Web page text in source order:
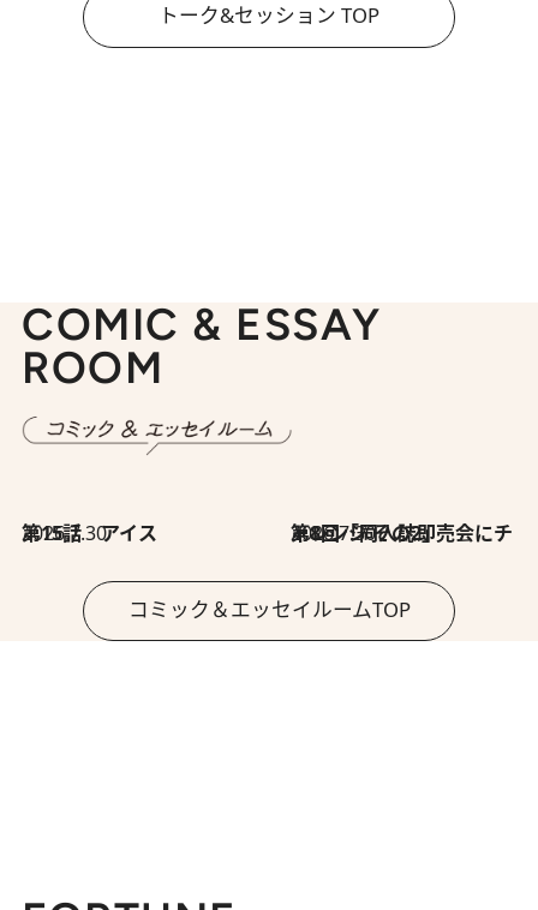
トーク&セッション TOP
COMIC & ESSAY
ROOM
2026.7.30
第15話 アイス 2026.7.30
第8回「同人誌即売会にチャレンジ その2」
コミック＆エッセイルームTOP